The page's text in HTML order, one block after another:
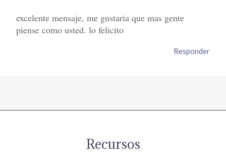
excelente mensaje, me gustaria que mas gente
piense como usted. lo felicito
Responder
Recursos